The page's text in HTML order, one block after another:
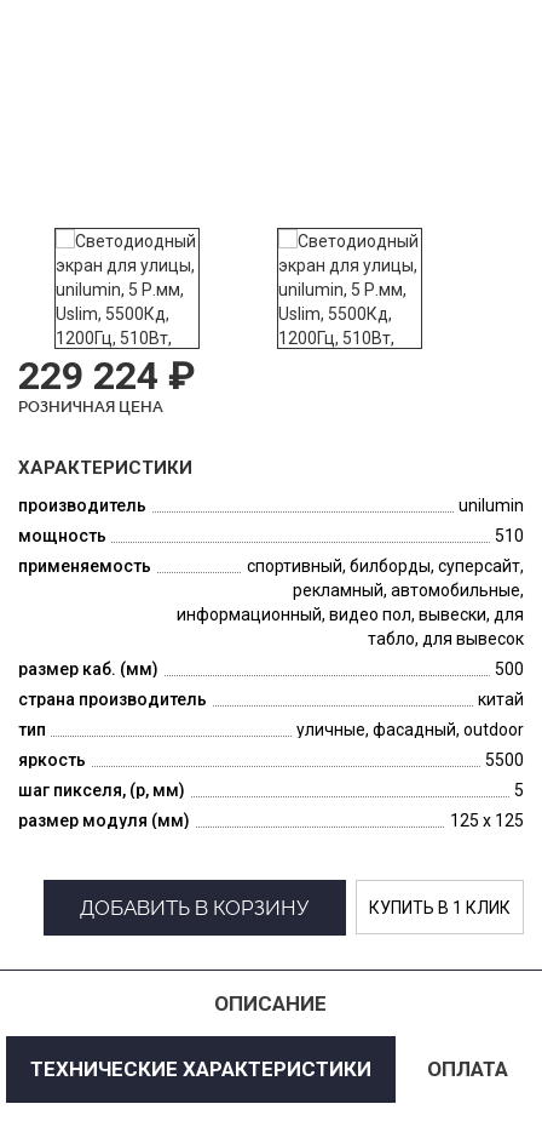
229 224 ₽
РОЗНИЧНАЯ ЦЕНА
ХАРАКТЕРИСТИКИ
производитель
unilumin
мощность
510
применяемость
спортивный, билборды, суперсайт,
рекламный, автомобильные,
информационный, видео пол, вывески, для
табло, для вывесок
размер каб. (мм)
500
страна производитель
китай
тип
уличные, фасадный, outdoor
яркость
5500
шаг пикселя, (p, мм)
5
размер модуля (мм)
125 x 125
ДОБАВИТЬ В КОРЗИНУ КУПИТЬ В 1 КЛИК
ОПИСАНИЕ
ТЕХНИЧЕСКИЕ ХАРАКТЕРИСТИКИ ОПЛАТА